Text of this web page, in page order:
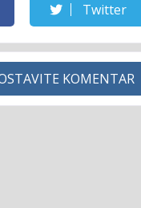
Twitter
KOMENTAR